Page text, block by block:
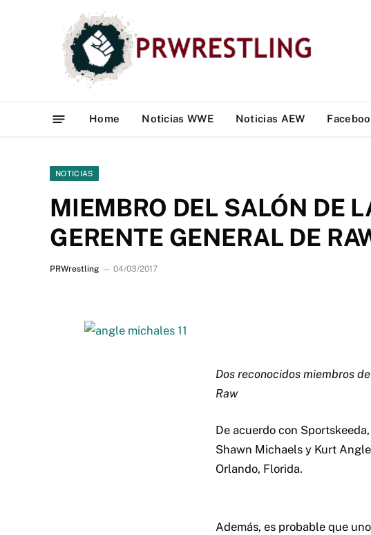
Home Noticias WWE Noticias AEW
NOTICIAS
MIEMBRO DEL SALÓN DE
GERENTE GENERAL DE
PRWrestling 04/03/2017
Dos reconocidos miembros
Raw
De acuerdo con
Shawn Michaels y Kurt
Orlando, Florida.
Además, es probable que